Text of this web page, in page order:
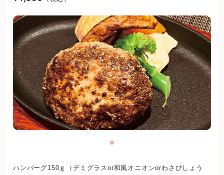
ハンバーグ150ｇ（デミグラスor和風オニオンorわさびしょう